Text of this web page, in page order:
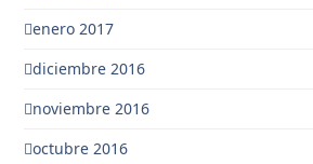
enero 2017
diciembre 2016
noviembre 2016
octubre 2016